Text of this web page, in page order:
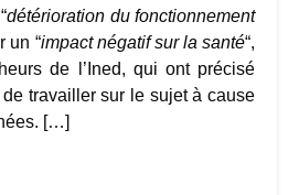
détérioration du fonctionnement
un “impact négatif sur la santé“,
de l’Ined, qui ont précisé
de travailler sur le sujet à cause
[…]